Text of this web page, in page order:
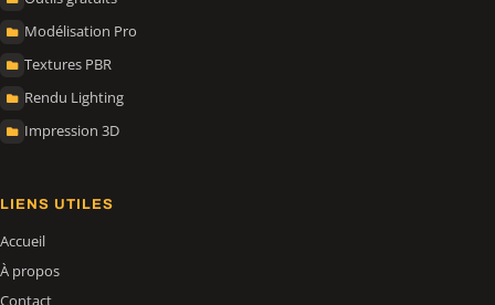
Modélisation Pro
Textures PBR
Rendu Lighting
Impression 3D
LIENS UTILES
Accueil
À propos
Contact